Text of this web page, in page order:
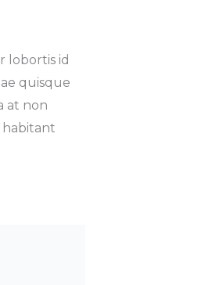
lobortis id
quisque
at non